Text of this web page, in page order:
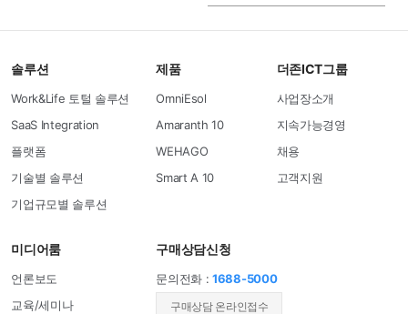
솔루션
Work&Life 토털 솔루션
SaaS Integration
플랫폼
기술별 솔루션
기업규모별 솔루션
제품
OmniEsol
Amaranth 10
WEHAGO
Smart A 10
더존ICT그룹
사업장소개
지속가능경영
채용
고객지원
미디어룸
언론보도
교육/세미나
구매상담신청
문의전화 :1688-5000
​구매상담 온라인접수